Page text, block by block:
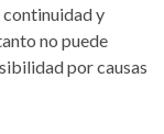
y
no puede
por causas